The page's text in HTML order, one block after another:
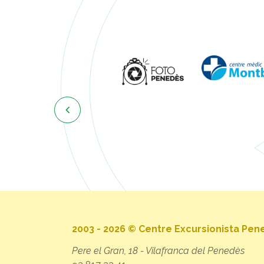

2003 - 2026 © Centre Excursionista
Pere el Gran, 18 - Vilafranca del Penedès